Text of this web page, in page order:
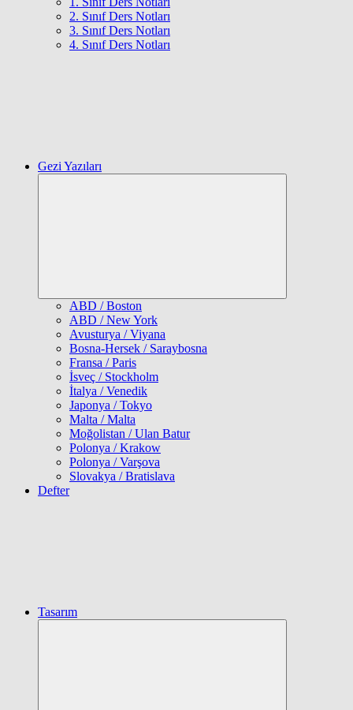
2. Sınıf Ders Notları
3. Sınıf Ders Notları
4. Sınıf Ders Notları
Gezi Yazıları
ABD / Boston
ABD / New York
Avusturya / Viyana
Bosna-Hersek / Saraybosna
Fransa / Paris
İsveç / Stockholm
İtalya / Venedik
Japonya / Tokyo
Malta / Malta
Moğolistan / Ulan Batur
Polonya / Krakow
Polonya / Varşova
Slovakya / Bratislava
Defter
Tasarım